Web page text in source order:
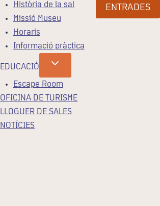
Història de la sal
Missió Museu
Horaris
Informació pràctica
EDUCACIÓ
Escape Room
OFICINA DE TURISME
LLOGUER DE SALES
NOTÍCIES
ENTRADES